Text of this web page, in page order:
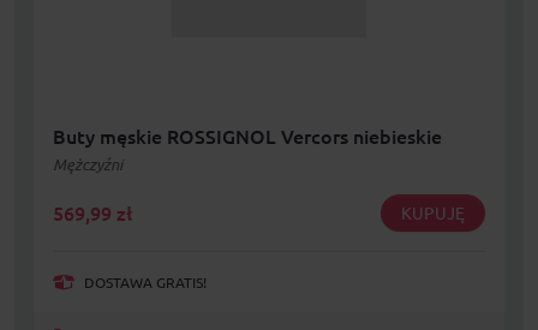
Buty męskie ROSSIGNOL Vercors niebieskie
Mężczyźni
569,99 zł KUPUJĘ
DOSTAWA GRATIS!